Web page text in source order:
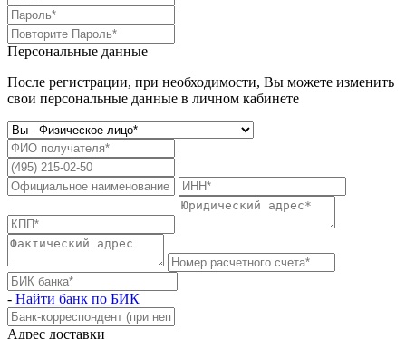
Персональные данные
После регистрации, при необходимости, Вы можете изменить
свои персональные данные в личном кабинете
- Найти банк по БИК
Адрес доставки